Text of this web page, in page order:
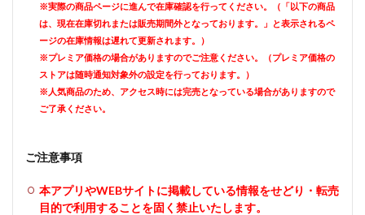
※実際の商品ページに進んで在庫確認を行ってください。（「以下の商品
は、現在在庫切れまたは販売期間外となっております。」と表示されるペ
ージの在庫情報は遅れて更新されます。）
※プレミア価格の場合がありますのでご注意ください。（プレミア価格の
ストアは随時通知対象外の設定を行っております。）
※人気商品のため、アクセス時には完売となっている場合がありますので
ご了承ください。
ご注意事項
本アプリやWEBサイトに掲載している情報をせどり・転売
目的で利用することを固く禁止いたします。